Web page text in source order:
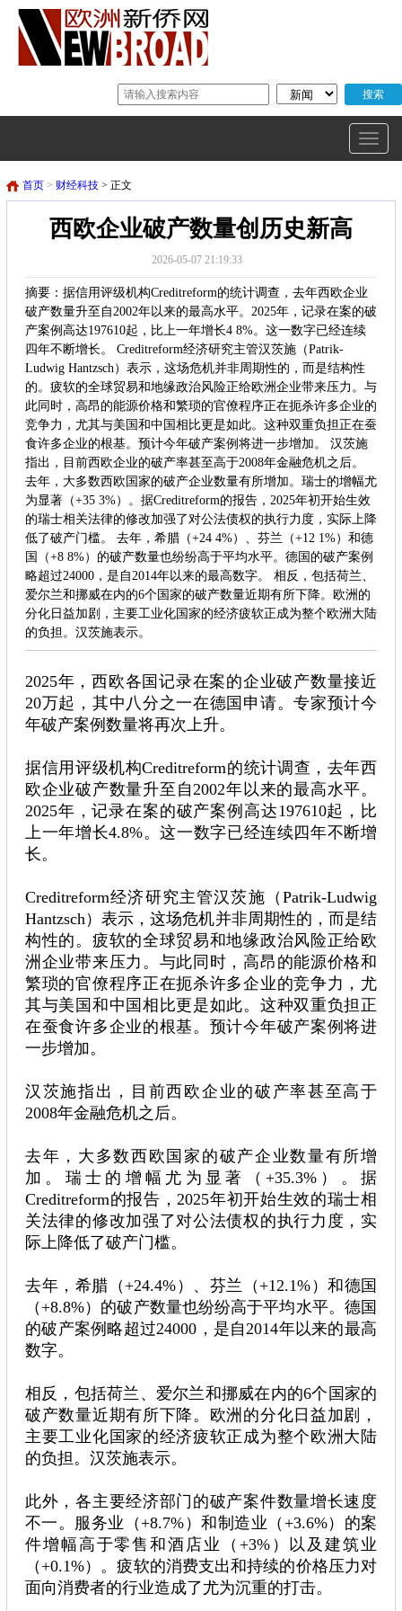
首页 > 财经科技 > 正文
西欧企业破产数量创历史新高
2026-05-07 21:19:33
摘要：据信用评级机构Creditreform的统计调查，去年西欧企业
破产数量升至自2002年以来的最高水平。2025年，记录在案的破
产案例高达197610起，比上一年增长4 8%。这一数字已经连续
四年不断增长。 Creditreform经济研究主管汉茨施（Patrik-
Ludwig Hantzsch）表示，这场危机并非周期性的，而是结构性
的。疲软的全球贸易和地缘政治风险正给欧洲企业带来压力。与
此同时，高昂的能源价格和繁琐的官僚程序正在扼杀许多企业的
竞争力，尤其与美国和中国相比更是如此。这种双重负担正在蚕
食许多企业的根基。预计今年破产案例将进一步增加。 汉茨施
指出，目前西欧企业的破产率甚至高于2008年金融危机之后。
去年，大多数西欧国家的破产企业数量有所增加。瑞士的增幅尤
为显著（+35 3%）。据Creditreform的报告，2025年初开始生效
的瑞士相关法律的修改加强了对公法债权的执行力度，实际上降
低了破产门槛。 去年，希腊（+24 4%）、芬兰（+12 1%）和德
国（+8 8%）的破产数量也纷纷高于平均水平。德国的破产案例
略超过24000，是自2014年以来的最高数字。 相反，包括荷兰、
爱尔兰和挪威在内的6个国家的破产数量近期有所下降。欧洲的
分化日益加剧，主要工业化国家的经济疲软正成为整个欧洲大陆
的负担。汉茨施表示。
2025年，西欧各国记录在案的企业破产数量接近
20万起，其中八分之一在德国申请。专家预计今
年破产案例数量将再次上升。
据信用评级机构Creditreform的统计调查，去年西
欧企业破产数量升至自2002年以来的最高水平。
2025年，记录在案的破产案例高达197610起，比
上一年增长4.8%。这一数字已经连续四年不断增
长。
Creditreform经济研究主管汉茨施（Patrik-Ludwig
Hantzsch）表示，这场危机并非周期性的，而是结
构性的。疲软的全球贸易和地缘政治风险正给欧
洲企业带来压力。与此同时，高昂的能源价格和
繁琐的官僚程序正在扼杀许多企业的竞争力，尤
其与美国和中国相比更是如此。这种双重负担正
在蚕食许多企业的根基。预计今年破产案例将进
一步增加。
汉茨施指出，目前西欧企业的破产率甚至高于
2008年金融危机之后。
去年，大多数西欧国家的破产企业数量有所增
加。瑞士的增幅尤为显著（+35.3%）。据
Creditreform的报告，2025年初开始生效的瑞士相
关法律的修改加强了对公法债权的执行力度，实
际上降低了破产门槛。
去年，希腊（+24.4%）、芬兰（+12.1%）和德国
（+8.8%）的破产数量也纷纷高于平均水平。德国
的破产案例略超过24000，是自2014年以来的最高
数字。
相反，包括荷兰、爱尔兰和挪威在内的6个国家的
破产数量近期有所下降。欧洲的分化日益加剧，
主要工业化国家的经济疲软正成为整个欧洲大陆
的负担。汉茨施表示。
此外，各主要经济部门的破产案件数量增长速度
不一。服务业（+8.7%）和制造业（+3.6%）的案
件增幅高于零售和酒店业（+3%）以及建筑业
（+0.1%）。疲软的消费支出和持续的价格压力对
面向消费者的行业造成了尤为沉重的打击。